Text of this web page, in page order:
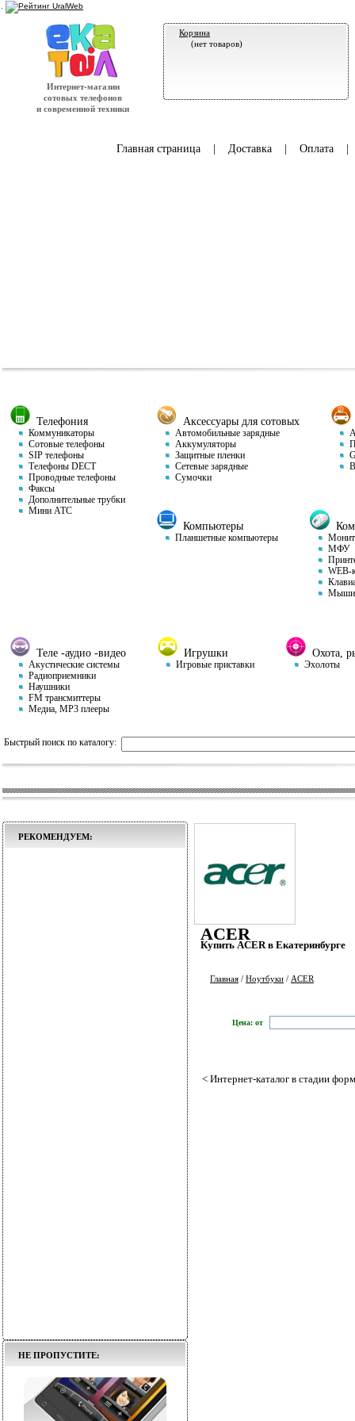
Интернет-магазин
сотовых телефонов
и современной техники
Корзина
(нет товаров)
Главная страница| Доставка| Оплата
Телефония
Коммуникаторы
Сотовые телефоны
SIP телефоны
Телефоны DECT
Проводные телефоны
Факсы
Дополнительные трубки
Мини АТС
Аксессуары для сотовых
Автомобильные зарядные
Аккумуляторы
Защитные пленки
Сетевые зарядные
Сумочки
Компьютеры
Планшетные компьютеры
МФУ
WEB-
Мыши
Теле -аудио -видео
Акустические системы
Радиоприемники
Наушники
FM трансмиттеры
Медиа, MP3 плееры
Игрушки
Игровые приставки
Охота,
Эхолоты
Быстрый поиск по каталогу:
РЕКОМЕНДУЕМ:
НЕ ПРОПУСТИТЕ:
ACER
Купить ACER в Екатеринбурге
Главная / Ноутбуки / ACER
Цена: от
< Интернет-каталог в стадии